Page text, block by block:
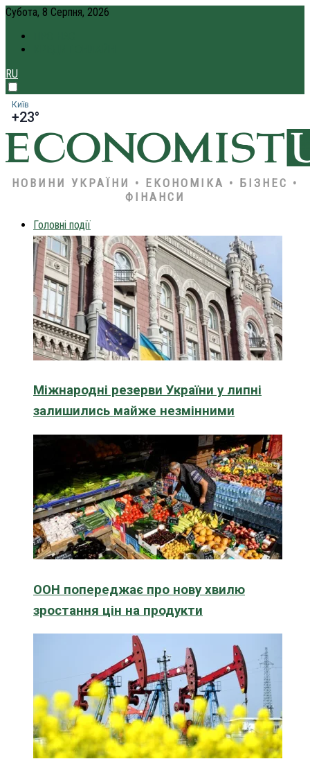
Субота, 8 Серпня, 2026
RU
Київ
+23°
НОВИНИ УКРАЇНИ • ЕКОНОМІКА • БІЗНЕС •
ФІНАНСИ
Головні події
Міжнародні резерви України у липні
залишились майже незмінними
ООН попереджає про нову хвилю
зростання цін на продукти